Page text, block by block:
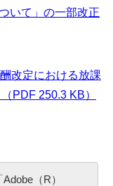
いて」の一部改正
改定における放課
PDF 250.3 KB）
（R）